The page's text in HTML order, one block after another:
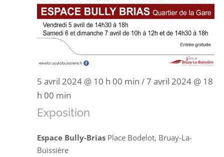
5 avril 2024 @ 10 h 00 min /7 avril 2024 @ 18
h 00 min
Exposition
Espace Bully-Brias Place Bodelot, Bruay-La-
Buissière